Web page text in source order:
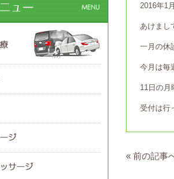
2016年1
あけまし
一月の休
今月は毎
11日の月
受付は行
« 前の記事